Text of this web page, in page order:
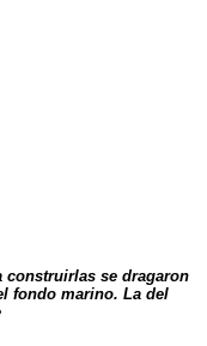
construirlas se dragaron
fondo marino. La del